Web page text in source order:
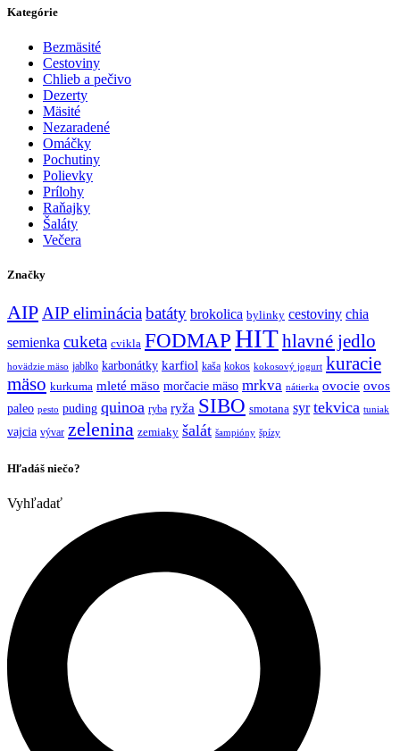
Kategórie
Bezmäsité
Cestoviny
Chlieb a pečivo
Dezerty
Mäsité
Nezaradené
Omáčky
Pochutiny
Polievky
Prílohy
Raňajky
Šaláty
Večera
Značky
AIPAIP elimináciabatáty brokolica bylinky cestoviny chia
semienka cuketa cvikla FODMAP HIThlavné jedlo
hovädzie mäso jablko karbonátky karfiol kaša kokos kokosový jogurt kuracie
mäso kurkuma mleté mäso morčacie mäso mrkva nátierka ovocie ovos
paleo pesto puding quinoa ryba ryža SIBO smotana syr tekvica tuniak
vajcia vývar zelenina zemiaky šalát šampióny špízy
Hľadáš niečo?
Vyhľadať